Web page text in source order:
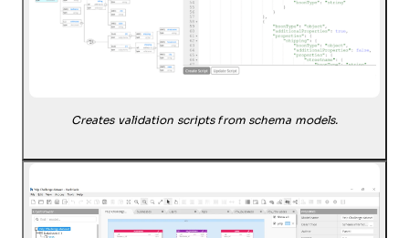
Creates validation scripts from schema models.